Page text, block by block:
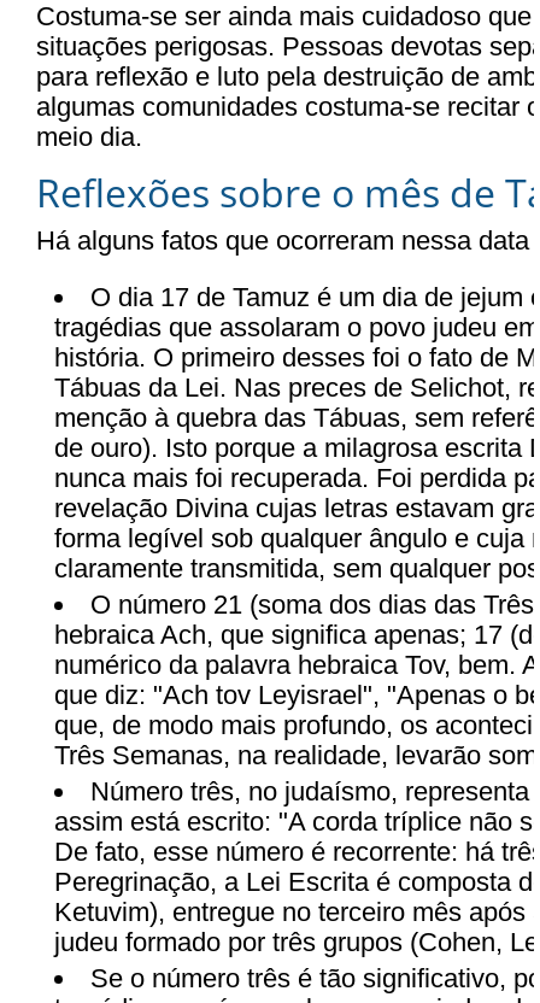
Costuma-se ser ainda mais cuidadoso
situações perigosas. Pessoas devotas
para reflexão e luto pela destruição de
algumas comunidades costuma-se recitar
meio dia.
Reflexões sobre o mês de
Há alguns fatos que ocorreram nessa
O dia 17 de Tamuz é um dia de jejum
tragédias que assolaram o povo judeu
história. O primeiro desses foi o fato de
Tábuas da Lei. Nas preces de Selichot,
menção à quebra das Tábuas, sem
de ouro). Isto porque a milagrosa escrita
nunca mais foi recuperada. Foi perdida
revelação Divina cujas letras estavam
forma legível sob qualquer ângulo e cuja
claramente transmitida, sem qualquer
O número 21 (soma dos dias das
hebraica Ach, que significa apenas; 17
numérico da palavra hebraica Tov, bem.
que diz: "Ach tov Leyisrael", "Apenas o
que, de modo mais profundo, os
Três Semanas, na realidade, levarão
Número três, no judaísmo,
assim está escrito: "A corda tríplice não
De fato, esse número é recorrente: há
Peregrinação, a Lei Escrita é composta
Ketuvim), entregue no terceiro mês após
judeu formado por três grupos (Cohen,
Se o número três é tão significativo,